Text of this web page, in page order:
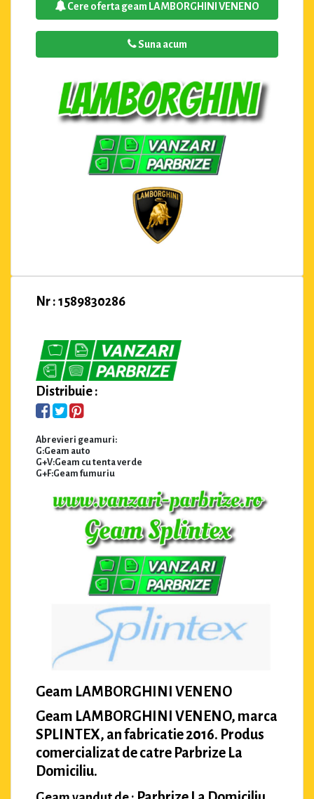
Cere oferta geam LAMBORGHINI VENENO
Suna acum
Nr : 1589830286
Distribuie :
Abrevieri geamuri:
G:Geam auto
G+V:Geam cu tenta verde
G+F:Geam fumuriu
Geam LAMBORGHINI VENENO
Geam LAMBORGHINI VENENO, marca
SPLINTEX, an fabricatie 2016. Produs
comercializat de catre Parbrize La
Domiciliu.